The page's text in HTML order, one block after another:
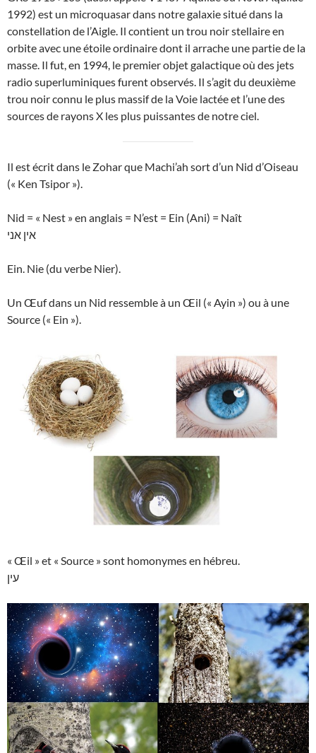
1992) est un microquasar dans notre galaxie situé dans la
constellation de l’Aigle. Il contient un trou noir stellaire en
orbite avec une étoile ordinaire dont il arrache une partie de la
masse. Il fut, en 1994, le premier objet galactique où des jets
radio superluminiques furent observés. Il s’agit du deuxième
trou noir connu le plus massif de la Voie lactée et l’une des
sources de rayons X les plus puissantes de notre ciel.
Il est écrit dans le Zohar que Machi’ah sort d’un Nid d’Oiseau
(« Ken Tsipor »).
Nid = « Nest » en anglais = N’est = Ein (Ani) = Naît
אין אני
Ein. Nie (du verbe Nier).
Un Œuf dans un Nid ressemble à un Œil (« Ayin ») ou à une
Source (« Ein »).
« Œil » et « Source » sont homonymes en hébreu.
עין